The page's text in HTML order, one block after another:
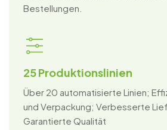
Bestellungen.
25 Produktionslinien
Über 20 automatisierte Linien;
und Verpackung; Verbesserte
Garantierte Qualität